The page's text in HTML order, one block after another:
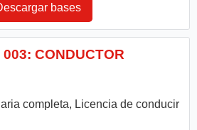
bases
003: CONDUCTOR
completa, Licencia de conducir